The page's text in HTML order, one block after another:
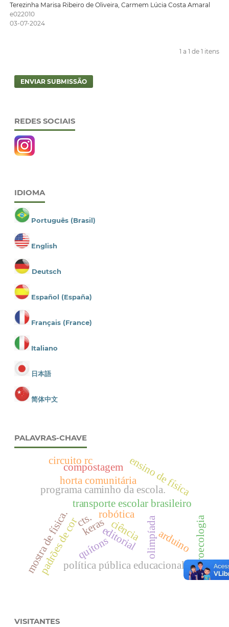
Terezinha Marisa Ribeiro de Oliveira, Carmem Lúcia Costa Amaral
e022010
03-07-2024
1 a 1 de 1 itens
ENVIAR SUBMISSÃO
REDES SOCIAIS
IDIOMA
Português (Brasil)
English
Deutsch
Español (España)
Français (France)
Italiano
日本語
简体中文
PALAVRAS-CHAVE
editorial olimpíada
política pública educacional
transporte escolar brasileiro
programa caminho da escola.
padrões de corquítons
robótica
keras
mostra de física. cts.
horta comunitária
agroecologia
compostagem ensino de física
ciência arduino
circuito rc
VISITANTES